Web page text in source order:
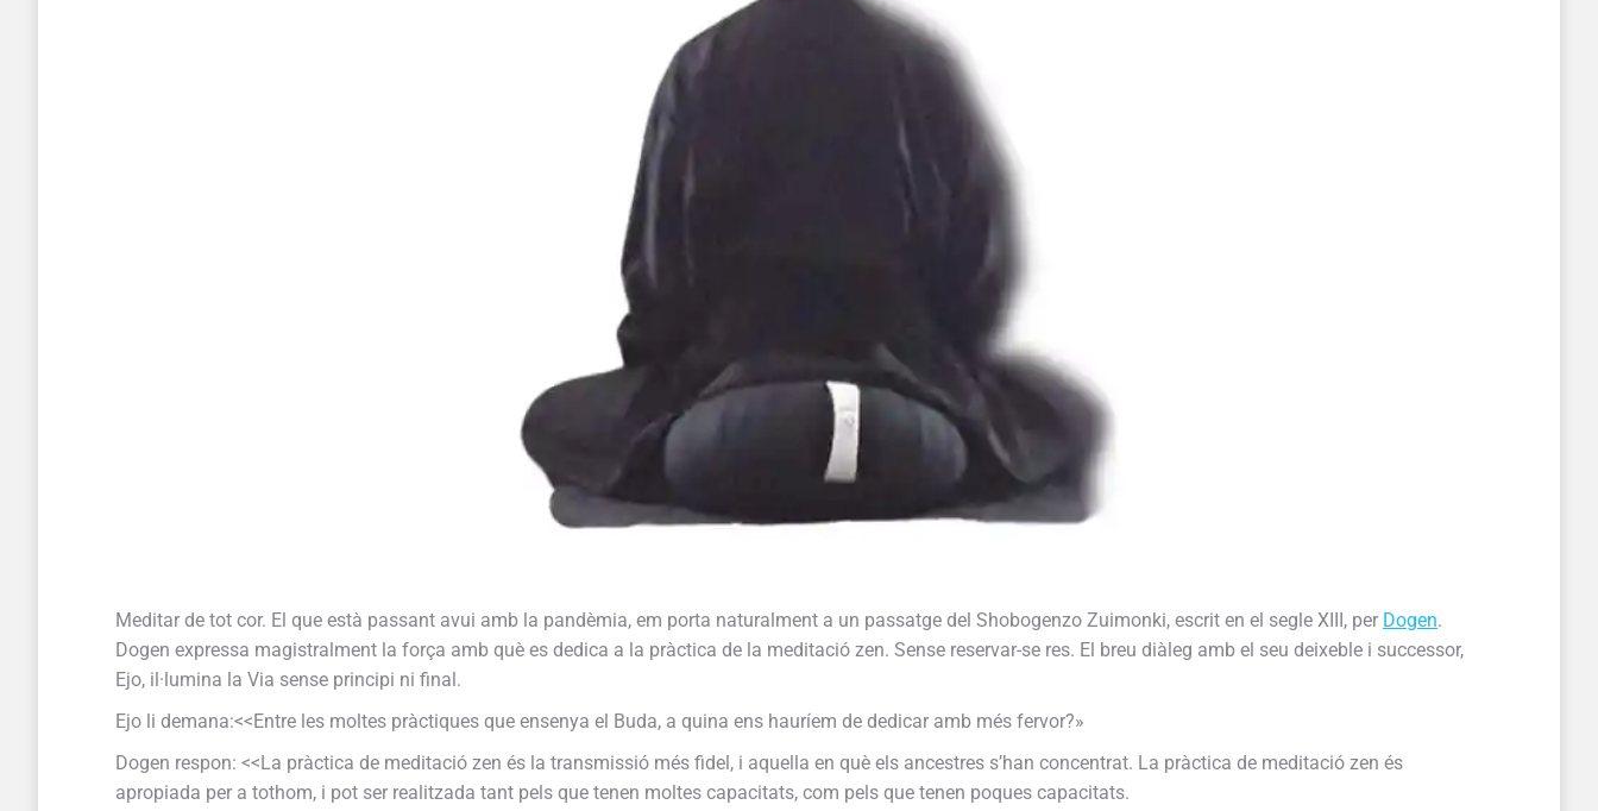
Meditar de tot cor. El que està passant avui amb la pandèmia, em porta naturalment a un passatge del Shobogenzo Zuimonki, escrit en el segle XIII, per Dogen.
Dogen expressa magistralment la força amb què es dedica a la pràctica de la meditació zen. Sense reservar-se res. El breu diàleg amb el seu deixeble i successor,
Ejo, il·lumina la Via sense principi ni final.
Ejo li demana:<<Entre les moltes pràctiques que ensenya el Buda, a quina ens hauríem de dedicar amb més fervor?»
Dogen respon: <<La pràctica de meditació zen és la transmissió més fidel, i aquella en què els ancestres s’han concentrat. La pràctica de meditació zen és
apropiada per a tothom, i pot ser realitzada tant pels que tenen moltes capacitats, com pels que tenen poques capacitats.